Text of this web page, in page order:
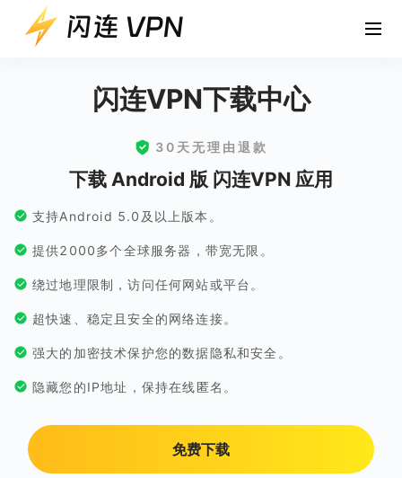
闪连VPN下载中心
30天无理由退款
下载 Android 版 闪连VPN 应用
支持Android 5.0及以上版本。
提供2000多个全球服务器，带宽无限。
绕过地理限制，访问任何网站或平台。
超快速、稳定且安全的网络连接。
强大的加密技术保护您的数据隐私和安全。
隐藏您的IP地址，保持在线匿名。
免费下载